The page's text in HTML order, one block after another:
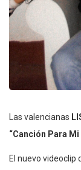
Las valencianas
“Canción Para Mi
El nuevo videoclip